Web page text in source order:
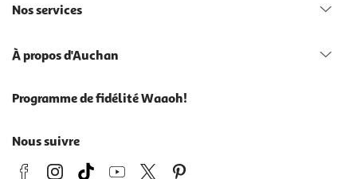
Nos services
À propos d'Auchan
Programme de fidélité Waaoh!
Nous suivre